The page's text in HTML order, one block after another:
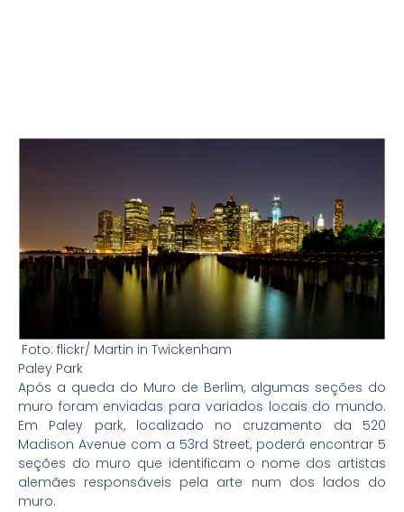
Foto: flickr/ Martin in Twickenham
Paley Park
Após a queda do Muro de Berlim, algumas seções do
muro foram enviadas para variados locais do mundo.
Em Paley park, localizado no cruzamento da 520
Madison Avenue com a 53rd Street, poderá encontrar 5
seções do muro que identificam o nome dos artistas
alemães responsáveis pela arte num dos lados do
muro.